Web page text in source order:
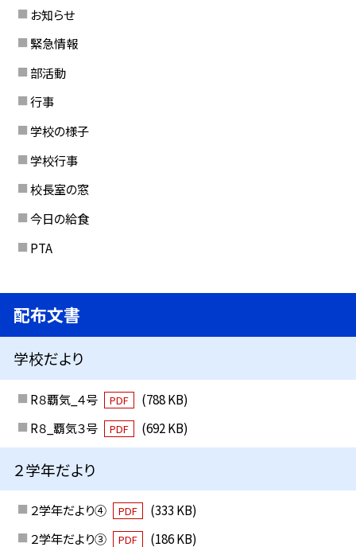
お知らせ
緊急情報
部活動
行事
学校の様子
学校行事
校長室の窓
今日の給食
PTA
配布文書
学校だより
R８覇気_４号 PDF
(788 KB)
R８_覇気３号
PDF (692 KB)
２学年だより
２学年だより④ PDF
(333 KB)
２学年だより③
PDF (186 KB)